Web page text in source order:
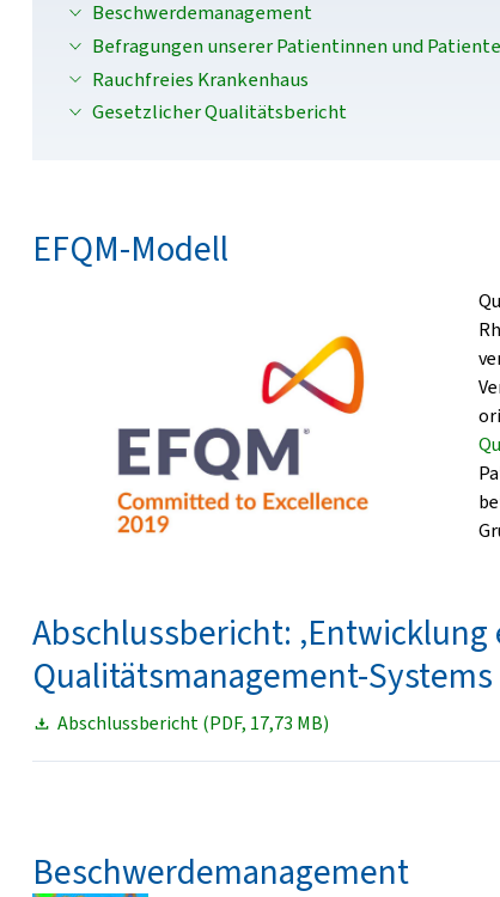
Beschwerdemanagement
Befragungen unserer Patientinnen und
Rauchfreies Krankenhaus
Gesetzlicher Qualitätsbericht
EFQM-Modell
Abschlussbericht:
Qualitätsmanagement-
Abschlussbericht (PDF, 17,73 MB)
Beschwerdemanagement